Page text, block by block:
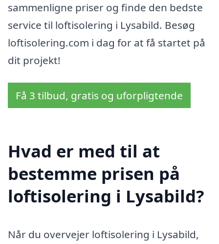
sammenligne priser og finde den bedste
service til loftisolering i Lysabild. Besøg
loftisolering.com i dag for at få startet på
dit projekt!
Få 3 tilbud, gratis og uforpligtende
Hvad er med til at
bestemme prisen på
loftisolering i Lysabild?
Når du overvejer loftisolering i Lysabild,